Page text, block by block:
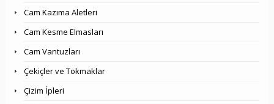
Cam Kazıma Aletleri
Cam Kesme Elmasları
Cam Vantuzları
Çekiçler ve Tokmaklar
Çizim İpleri